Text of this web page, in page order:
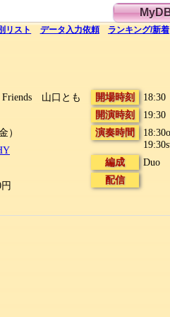
リスト データ入力依頼 ランキング/新着
Friends 山口とも
）
開場時刻
18:30
開演時刻
19:30
演奏時間
編成
Duo
配信